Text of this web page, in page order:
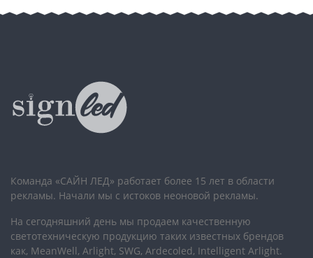
Команда «САЙН ЛЕД» работает более 15 лет в области
рекламы. Начали мы с истоков неоновой рекламы.
На сегодняшний день мы продаем качественную
светотехническую продукцию таких известных брендов
как, MeanWell, Arlight, SWG, Ardecoled, Intelligent Arlight.